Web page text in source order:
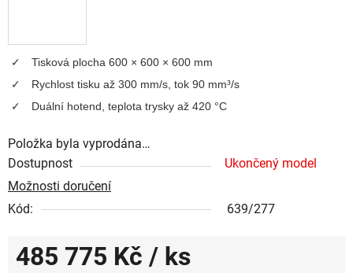
Tisková plocha 600 × 600 × 600 mm
Rychlost tisku až 300 mm/s, tok 90 mm³/s
Duální hotend, teplota trysky až 420 °C
Položka byla vyprodána…
Dostupnost
Ukončený model
Možnosti doručení
Kód:
639/277
485 775 Kč / ks